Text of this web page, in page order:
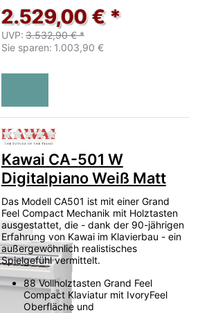
2.529,00 € *
UVP: 3.532,90 € *
Sie sparen: 1.003,90 €
Zu diesem Produkt liegen
Kawai CA-501 W
Digitalpiano Weiß Matt
Das Modell CA501 ist mit einer Grand
Feel Compact Mechanik mit Holztasten
ausgestattet, die - dank der 90-jährigen
Erfahrung von Kawai im Klavierbau - ein
außergewöhnlich realistisches
Spielgefühl vermittelt.
88 Vollholztasten Grand Feel
Compact Klaviatur mit IvoryFeel
Oberfläche und